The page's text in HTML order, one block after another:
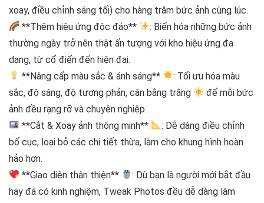
xoay, điều chỉnh sáng tối) cho hàng trăm bức ảnh cùng lúc.
**Thêm hiệu ứng độc đáo**
: Biến hóa những bức ảnh
thường ngày trở nên thật ấn tượng với kho hiệu ứng đa
dạng, từ cổ điển đến hiện đại.
**Nâng cấp màu sắc & ánh sáng**
: Tối ưu hóa màu
sắc, độ sáng, độ tương phản, cân bằng trắng
để mỗi bức
ảnh đều rạng rỡ và chuyên nghiệp.
**Cắt & Xoay ảnh thông minh**
: Dễ dàng điều chỉnh
bố cục, loại bỏ các chi tiết thừa, làm cho khung hình hoàn
hảo hơn.
**Giao diện thân thiện**
: Dù bạn là người mới bắt đầu
hay đã có kinh nghiệm, Tweak Photos đều dễ dàng làm